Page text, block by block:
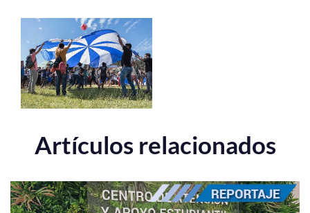
Artículos relacionados